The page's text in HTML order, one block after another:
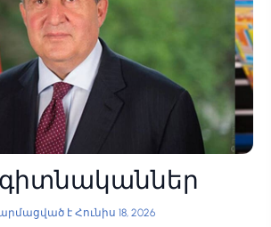
գիտնականներ
է Հունիս 18, 2026